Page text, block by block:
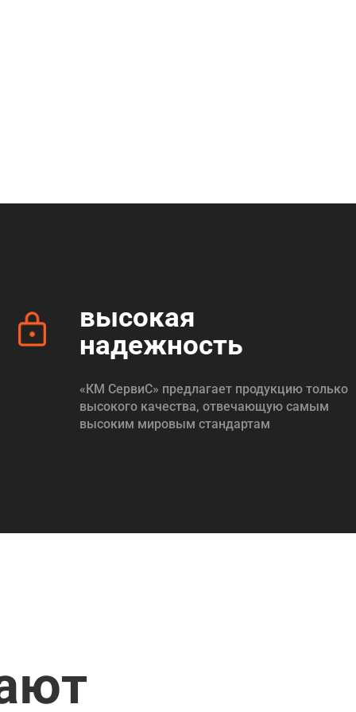
высокая
надежность
«КМ СервиС» предлагает продукцию только
высокого качества, отвечающую самым
высоким мировым стандартам